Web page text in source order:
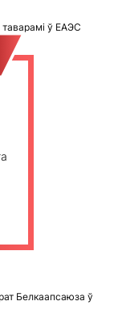
таварамі ў ЕАЭС
Белкаапсаюза ў